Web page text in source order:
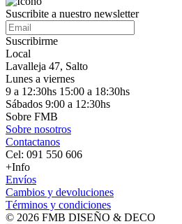
Suscribite a nuestro newsletter
Suscribirme
Local
Lavalleja 47, Salto
Lunes a viernes
9 a 12:30hs 15:00 a 18:30hs
Sábados 9:00 a 12:30hs
Sobre FMB
Sobre nosotros
Contactanos
Cel: 091 550 606
+Info
Envíos
Cambios y devoluciones
Términos y condiciones
© 2026 FMB DISEÑO & DECO